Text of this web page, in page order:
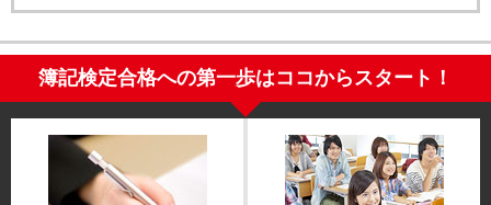
簿記検定合格への第一歩はココからスタート！